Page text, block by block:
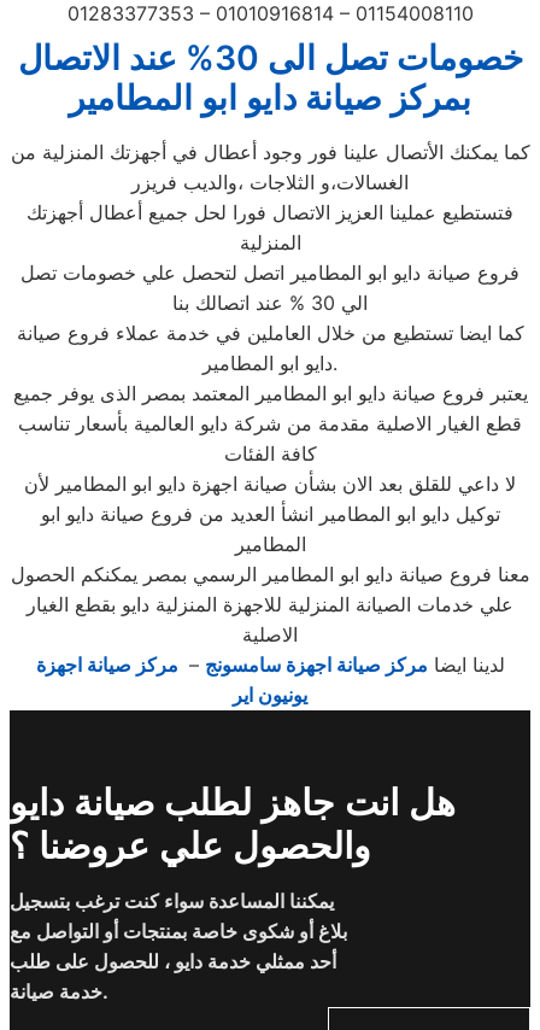
01283377353 – 01010916814 – 01154008110
خصومات تصل الى 30% عند الاتصال
بمركز صيانة دايو ابو المطامير
كما يمكنك الأتصال علينا فور وجود أعطال في أجهزتك المنزلية من
الغسالات،و الثلاجات ،والديب فريزر
فتستطيع عملينا العزيز الاتصال فورا لحل جميع أعطال أجهزتك
المنزلية
فروع صيانة دايو ابو المطامير اتصل لتحصل علي خصومات تصل
الي 30 % عند اتصالك بنا
كما ايضا تستطيع من خلال العاملين في خدمة عملاء فروع صيانة
دايو ابو المطامير.
يعتبر فروع صيانة دايو ابو المطامير المعتمد بمصر الذى يوفر جميع
قطع الغيار الاصلية مقدمة من شركة دايو العالمية بأسعار تناسب
كافة الفئات
لا داعي للقلق بعد الان بشأن صيانة اجهزة دايو ابو المطامير لأن
توكيل دايو ابو المطامير انشأ العديد من فروع صيانة دايو ابو
المطامير
معنا فروع صيانة دايو ابو المطامير الرسمي بمصر يمكنكم الحصول
علي خدمات الصيانة المنزلية للاجهزة المنزلية دايو بقطع الغيار
الاصلية
لدينا ايضا مركز صيانة اجهزة سامسونج – مركز صيانة اجهزة
يونيون اير
هل انت جاهز لطلب صيانة دايو
والحصول علي عروضنا ؟
يمكننا المساعدة سواء كنت ترغب بتسجيل
بلاغ أو شكوى خاصة بمنتجات أو التواصل مع
أحد ممثلي خدمة دايو ، للحصول على طلب
خدمة صيانة.